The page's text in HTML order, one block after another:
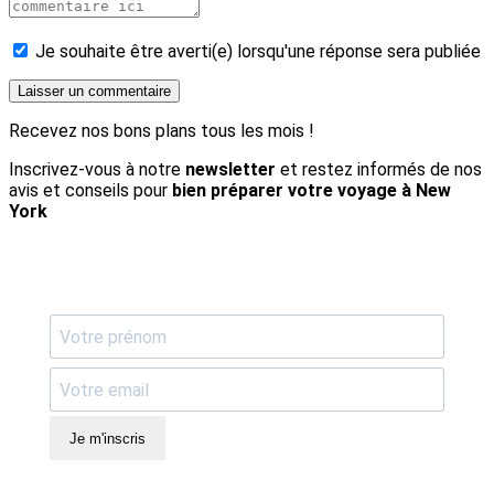
Je souhaite être averti(e) lorsqu'une réponse sera publiée
Recevez nos bons plans tous les mois !
Inscrivez-vous à notre newsletter et restez informés de nos
avis et conseils pour bien préparer votre voyage à New
York
Je m'inscris